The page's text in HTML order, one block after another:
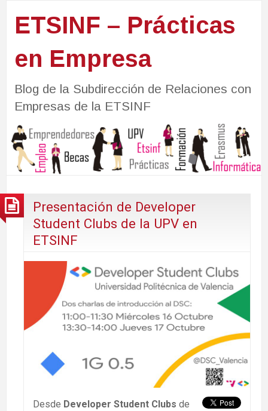
ETSINF – Prácticas
en Empresa
Blog de la Subdirección de Relaciones con
Empresas de la ETSINF
Presentación de Developer
Student Clubs de la UPV en
ETSINF
Desde Developer Student Clubs de